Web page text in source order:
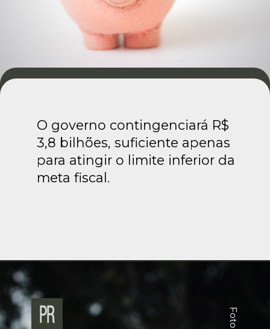
O governo contingenciará R$
3,8 bilhões, suficiente apenas
para atingir o limite inferior da
meta fiscal.